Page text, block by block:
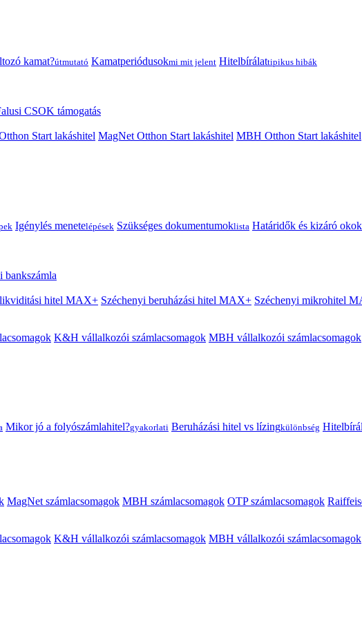
kamat?útmutató Kamatperiódusokmi mit jelent Hitelbírálattipikus hibák
CSOK támogatás
Start lakáshitel MagNet Otthon Start lakáshitel MBH Otthon Start lakáshitel
Igénylés menetelépések Szükséges dokumentumoklista Határidők és kizáró okok
likviditási hitel MAX+ Széchenyi beruházási hitel MAX+ Széchenyi mikrohitel
K&H vállalkozói számlacsomagok MBH vállalkozói számlacsomagok
Mikor jó a folyószámlahitel?gyakorlati Beruházási hitel vs lízingkülönbség
MagNet számlacsomagok MBH számlacsomagok OTP számlacsomagok
K&H vállalkozói számlacsomagok MBH vállalkozói számlacsomagok